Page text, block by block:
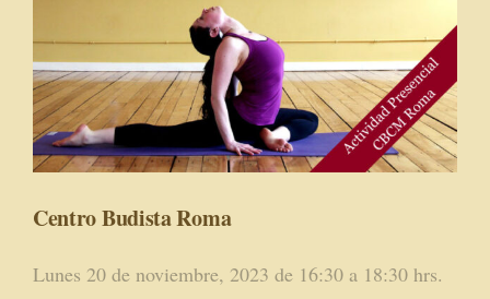
Centro Budista Roma
Lunes 20 de noviembre, 2023 de 16:30 a 18:30 hrs.